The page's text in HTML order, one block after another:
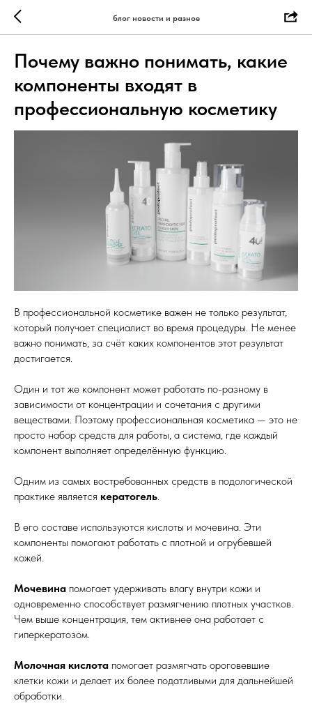
блог новости и разное
Почему важно понимать, какие
компоненты входят в
профессиональную косметику
В профессиональной косметике важен не только результат,
который получает специалист во время процедуры. Не менее
важно понимать, за счёт каких компонентов этот результат
достигается.
Один и тот же компонент может работать по-разному в
зависимости от концентрации и сочетания с другими
веществами. Поэтому профессиональная косметика — это не
просто набор средств для работы, а система, где каждый
компонент выполняет определённую функцию.
Одним из самых востребованных средств в подологической
практике является кератогель
В его составе используются кислоты и мочевина. Эти
компоненты помогают работать с плотной и огрубевшей
кожей.
Мочевина помогает удерживать влагу внутри кожи и
одновременно способствует размягчению плотных участков.
Чем выше концентрация, тем активнее она работает с
гиперкератозом.
Молочная кислота помогает размягчать ороговевшие
клетки кожи и делает их более податливыми для дальнейшей
обработки.